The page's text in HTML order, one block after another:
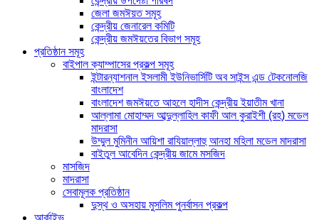
জেলা জমঈয়ত সমূহ
কেন্দ্রীয় জেনারেল কমিটি
কেন্দ্রীয় জমঈয়তের বিভাগ সমূহ
প্রতিষ্ঠান সমূহ
বাইপাল ক্যাম্পাসের প্রকল্প সমূহ
ইন্টারন্যাশনাল ইসলামী ইউনিভার্সিটি অব সাইন্স এন্ড টেকনোলজি
বাংলাদেশ
বাংলাদেশ জমঈয়তে আহলে হাদীস কেন্দ্রীয় ইয়াতীম খানা
আল্লামা মোহাম্মদ আব্দুল্লাহিল কাফী আল কুরাইশী (রহ) মডেল
মাদরাসা
উম্মুল মুমিনীন আয়িশা রাযিয়াল্লাহু আনহা মহিলা মডেল মাদরাসা
বাইতুল আবেদিন কেন্দ্রীয় জামে মসজিদ
মাসজিদ
মাদরাসা
সেবামূলক প্রতিষ্ঠান
দুস্থ ও অসহায় মুসলিম পুনর্বাসন প্রকল্প
আর্কাইভ